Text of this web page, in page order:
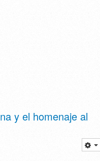
y el homenaje al